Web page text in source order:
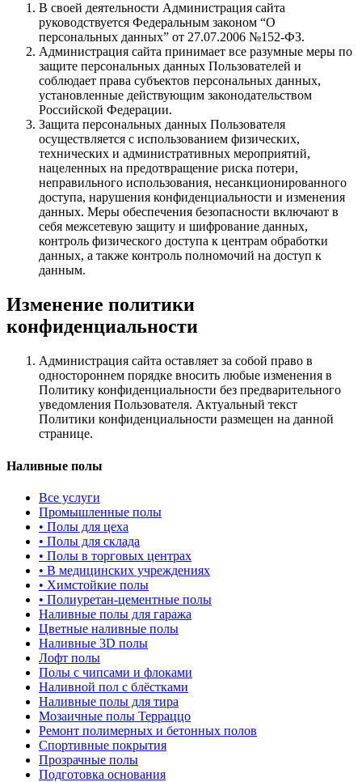
В своей деятельности Администрация сайта
руководствуется Федеральным законом “О
персональных данных” от 27.07.2006 №152-ФЗ.
Администрация сайта принимает все разумные меры по
защите персональных данных Пользователей и
соблюдает права субъектов персональных данных,
установленные действующим законодательством
Российской Федерации.
Защита персональных данных Пользователя
осуществляется с использованием физических,
технических и административных мероприятий,
нацеленных на предотвращение риска потери,
неправильного использования, несанкционированного
доступа, нарушения конфиденциальности и изменения
данных. Меры обеспечения безопасности включают в
себя межсетевую защиту и шифрование данных,
контроль физического доступа к центрам обработки
данных, а также контроль полномочий на доступ к
данным.
Изменение политики
конфиденциальности
Администрация сайта оставляет за собой право в
одностороннем порядке вносить любые изменения в
Политику конфиденциальности без предварительного
уведомления Пользователя. Актуальный текст
Политики конфиденциальности размещен на данной
странице.
Наливные полы
Все услуги
Промышленные полы
• Полы для цеха
• Полы для склада
• Полы в торговых центрах
• В медицинских учреждениях
• Химстойкие полы
• Полиуретан-цементные полы
Наливные полы для гаража
Цветные наливные полы
Наливные 3D полы
Лофт полы
Полы с чипсами и флоками
Наливной пол с блёстками
Наливные полы для тира
Мозаичные полы Терраццо
Ремонт полимерных и бетонных полов
Спортивные покрытия
Прозрачные полы
Подготовка основания